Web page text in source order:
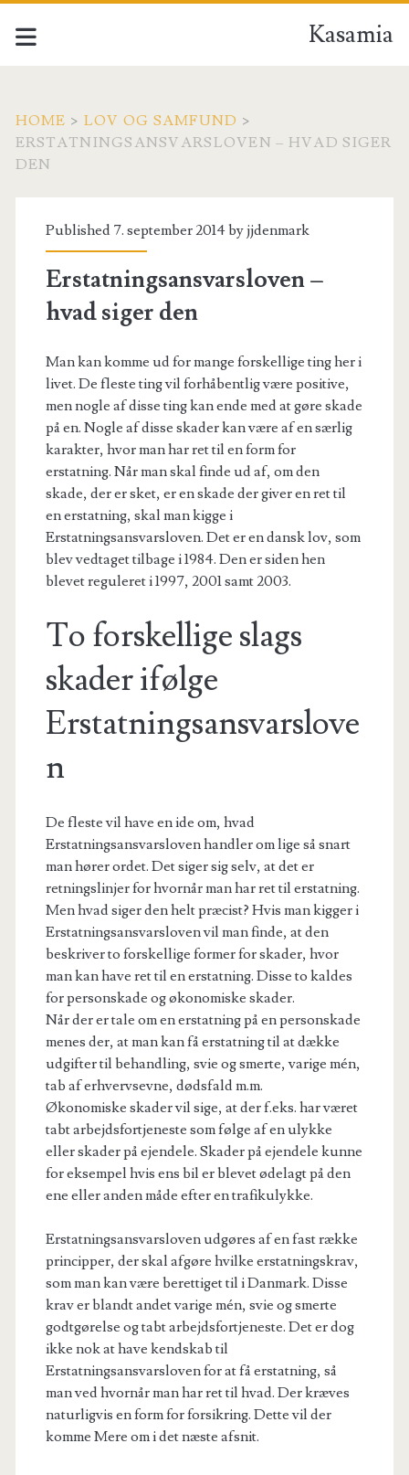
Kasamia
HOME > LOV OG SAMFUND >
ERSTATNINGSANSVARSLOVEN – HVAD SIGER
DEN
Published 7. september 2014 byjjdenmark
Erstatningsansvarsloven –
hvad siger den
Man kan komme ud for mange forskellige ting her i
livet. De fleste ting vil forhåbentlig være positive,
men nogle af disse ting kan ende med at gøre skade
på en. Nogle af disse skader kan være af en særlig
karakter, hvor man har ret til en form for
erstatning. Når man skal finde ud af, om den
skade, der er sket, er en skade der giver en ret til
en erstatning, skal man kigge i
Erstatningsansvarsloven. Det er en dansk lov, som
blev vedtaget tilbage i 1984. Den er siden hen
blevet reguleret i 1997, 2001 samt 2003.
To forskellige slags
skader ifølge
Erstatningsansvarslove
n
De fleste vil have en ide om, hvad
Erstatningsansvarsloven handler om lige så snart
man hører ordet. Det siger sig selv, at det er
retningslinjer for hvornår man har ret til erstatning.
Men hvad siger den helt præcist? Hvis man kigger i
Erstatningsansvarsloven vil man finde, at den
beskriver to forskellige former for skader, hvor
man kan have ret til en erstatning. Disse to kaldes
for personskade og økonomiske skader.
Når der er tale om en erstatning på en personskade
menes der, at man kan få erstatning til at dække
udgifter til behandling, svie og smerte, varige mén,
tab af erhvervsevne, dødsfald m.m.
Økonomiske skader vil sige, at der f.eks. har været
tabt arbejdsfortjeneste som følge af en ulykke
eller skader på ejendele. Skader på ejendele kunne
for eksempel hvis ens bil er blevet ødelagt på den
ene eller anden måde efter en trafikulykke.
Erstatningsansvarsloven udgøres af en fast række
principper, der skal afgøre hvilke erstatningskrav,
som man kan være berettiget til i Danmark. Disse
krav er blandt andet varige mén, svie og smerte
godtgørelse og tabt arbejdsfortjeneste. Det er dog
ikke nok at have kendskab til
Erstatningsansvarsloven for at få erstatning, så
man ved hvornår man har ret til hvad. Der kræves
naturligvis en form for forsikring. Dette vil der
komme Mere om i det næste afsnit.